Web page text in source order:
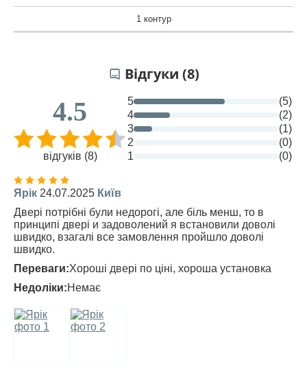
1 контур
Відгуки (8)
4.5
відгуків (8)
5
(5)
4
(2)
3
(1)
2
(0)
1
(0)
Ярік 24.07.2025 Київ
Двері потрібні були недорогі, але біль менш, то в
принципі двері и задоволений я встановили доволі
швидко, взагалі все замовлення пройшло доволі
швидко.
Переваги:Хороші двері по ціні, хороша установка
Недоліки:Немає